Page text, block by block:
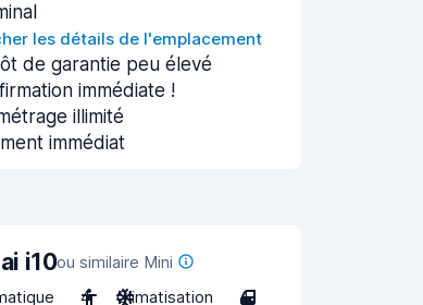
les détails de l'emplacement
de garantie peu élevé
immédiate !
illimité
immédiat
i10ou similaire Mini
4 Climatisation 4